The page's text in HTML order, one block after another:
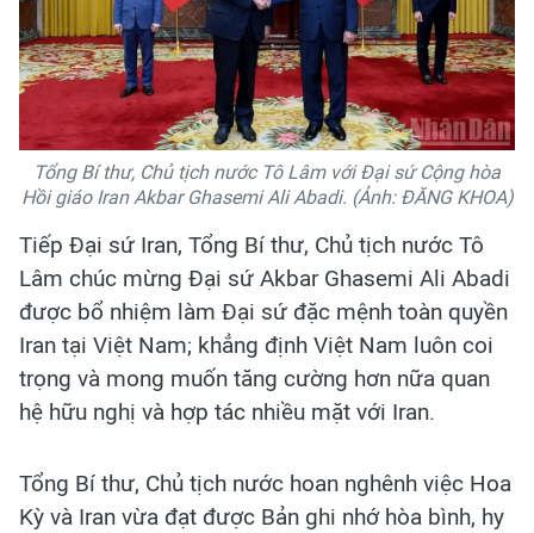
Tổng Bí thư, Chủ tịch nước Tô Lâm với Đại sứ Cộng hòa
Hồi giáo Iran Akbar Ghasemi Ali Abadi. (Ảnh: ĐĂNG KHOA)
Tiếp Đại sứ Iran, Tổng Bí thư, Chủ tịch nước Tô
Lâm chúc mừng Đại sứ Akbar Ghasemi Ali Abadi
được bổ nhiệm làm Đại sứ đặc mệnh toàn quyền
Iran tại Việt Nam; khẳng định Việt Nam luôn coi
trọng và mong muốn tăng cường hơn nữa quan
hệ hữu nghị và hợp tác nhiều mặt với Iran.
Tổng Bí thư, Chủ tịch nước hoan nghênh việc Hoa
Kỳ và Iran vừa đạt được Bản ghi nhớ hòa bình, hy